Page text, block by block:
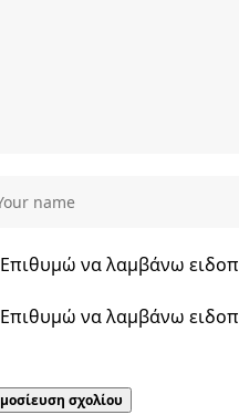
Επιθυμώ να λαμβάνω
Επιθυμώ να λαμβάνω